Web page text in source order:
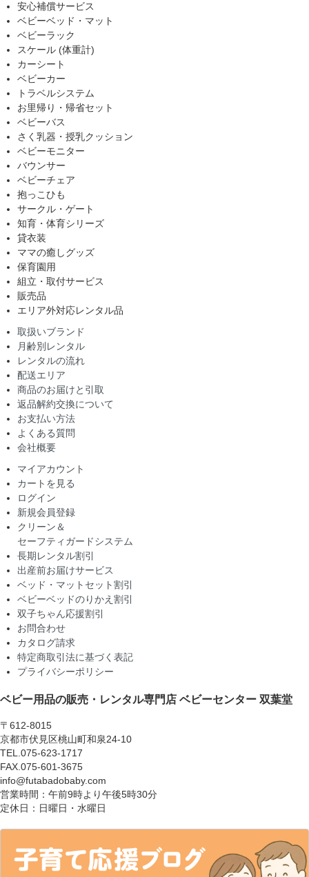
安心補償サービス
ベビーベッド・マット
ベビーラック
スケール (体重計)
カーシート
ベビーカー
トラベルシステム
お里帰り・帰省セット
ベビーバス
さく乳器・授乳クッション
ベビーモニター
バウンサー
ベビーチェア
抱っこひも
サークル・ゲート
知育・体育シリーズ
貸衣装
ママの癒しグッズ
保育園用
組立・取付サービス
販売品
エリア外対応レンタル品
取扱いブランド
月齢別レンタル
レンタルの流れ
配送エリア
商品のお届けと引取
返品解約交換について
お支払い方法
よくある質問
会社概要
マイアカウント
カートを見る
ログイン
新規会員登録
クリーン＆
セーフティガードシステム
長期レンタル割引
出産前お届けサービス
ベッド・マットセット割引
ベビーベッドのりかえ割引
双子ちゃん応援割引
お問合わせ
カタログ請求
特定商取引法に基づく表記
プライバシーポリシー
ベビー用品の販売・レンタル専門店 ベビーセンター 双葉堂
〒612-8015
京都市伏見区桃山町和泉24-10
TEL.075-623-1717
FAX.075-601-3675
info@futabadobaby.com
営業時間：午前9時より午後5時30分
定休日：日曜日・水曜日